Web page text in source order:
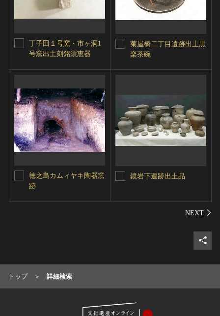
丁子田１号窯・市ヶ洞1
号窯出土刻銘須恵器
菊屋橋二丁目遺跡出土黒
楽茶碗
徳之島カムィヤキ陶器窯
跡
鏡岩下遺跡出土品
シェ
トップ 詳細検索